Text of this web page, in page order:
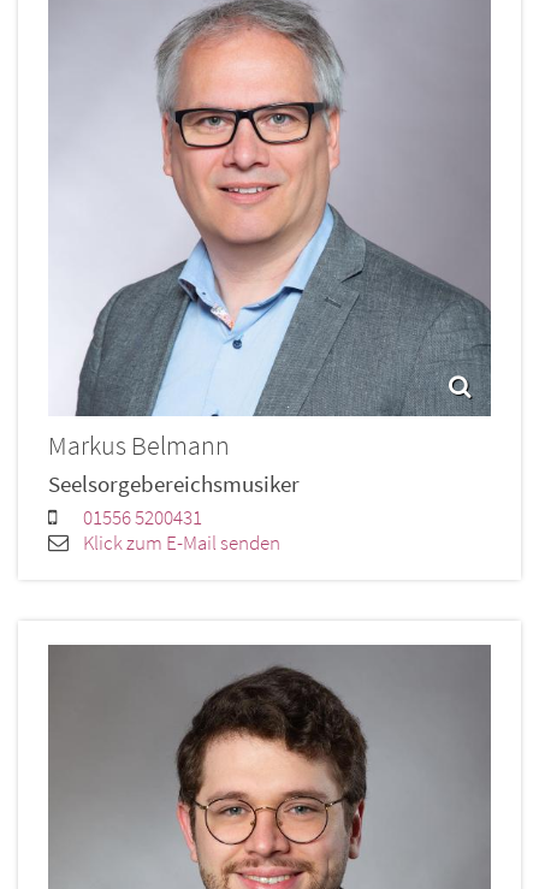
Markus Belmann
Seelsorgebereichsmusiker
01556 5200431
Klick zum E-Mail senden